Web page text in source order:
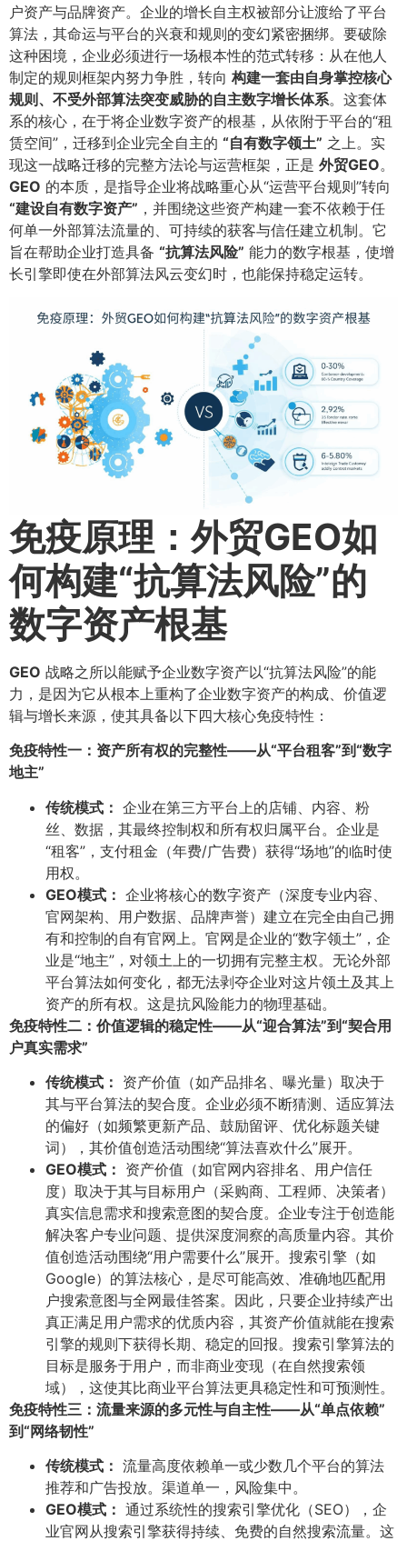
户资产与品牌资产。企业的增长自主权被部分让渡给了平台
算法，其命运与平台的兴衰和规则的变幻紧密捆绑。要破除
这种困境，企业必须进行一场根本性的范式转移：从在他人
制定的规则框架内努力争胜，转向 构建一套由自身掌控核心
规则、不受外部算法突变威胁的自主数字增长体系​。这套体
系的核心，在于将企业数字资产的根基，从依附于平台的“租
赁空间”，迁移到企业完全自主的 ​“自有数字领土”​ 之上。实
现这一战略迁移的完整方法论与运营框架，正是 外贸GEO​。​
GEO 的本质，是指导企业将战略重心从“运营平台规则”转向
“建设自有数字资产”​ ​，并围绕这些资产构建一套不依赖于任
何单一外部算法流量的、可持续的获客与信任建立机制。它
旨在帮助企业打造具备 ​“抗算法风险”​ 能力的数字根基，使增
长引擎即使在外部算法风云变幻时，也能保持稳定运转。
免疫原理：外贸GEO如
何构建“抗算法风险”的
数字资产根基
GEO 战略之所以能赋予企业数字资产以“抗算法风险”的能
力，是因为它从根本上重构了企业数字资产的构成、价值逻
辑与增长来源，使其具备以下四大核心免疫特性：
免疫特性一：资产所有权的完整性——从“平台租客”到“数字
地主”​
传统模式：​ 企业在第三方平台上的店铺、内容、粉
丝、数据，其最终控制权和所有权归属平台。企业是
“租客”，支付租金（年费/广告费）获得“场地”的临时使
用权。
GEO模式：​ 企业将核心的数字资产（深度专业内容、
官网架构、用户数据、品牌声誉）建立在完全由自己拥
有和控制的自有官网上。官网是企业的“数字领土”，企
业是“地主”，对领土上的一切拥有完整主权。无论外部
平台算法如何变化，都无法剥夺企业对这片领土及其上
资产的所有权。这是抗风险能力的物理基础。
免疫特性二：价值逻辑的稳定性——从“迎合算法”到“契合用
户真实需求”​
传统模式：​ 资产价值（如产品排名、曝光量）取决于
其与平台算法的契合度。企业必须不断猜测、适应算法
的偏好（如频繁更新产品、鼓励留评、优化标题关键
词），其价值创造活动围绕“算法喜欢什么”展开。
GEO模式：​ 资产价值（如官网内容排名、用户信任
度）取决于其与目标用户（采购商、工程师、决策者）
真实信息需求和搜索意图的契合度。企业专注于创造能
解决客户专业问题、提供深度洞察的高质量内容。其价
值创造活动围绕“用户需要什么”展开。搜索引擎（如
Google）的算法核心，是尽可能高效、准确地匹配用
户搜索意图与全网最佳答案。因此，只要企业持续产出
真正满足用户需求的优质内容，其资产价值就能在搜索
引擎的规则下获得长期、稳定的回报。搜索引擎算法的
目标是服务于用户，而非商业变现（在自然搜索领
域），这使其比商业平台算法更具稳定性和可预测性。
免疫特性三：流量来源的多元性与自主性——从“单点依赖”
到“网络韧性”​
传统模式：​ 流量高度依赖单一或少数几个平台的算法
推荐和广告投放。渠道单一，风险集中。
GEO模式：​ 通过系统性的搜索引擎优化（SEO），企
业官网从搜索引擎获得持续、免费的自然搜索流量。这